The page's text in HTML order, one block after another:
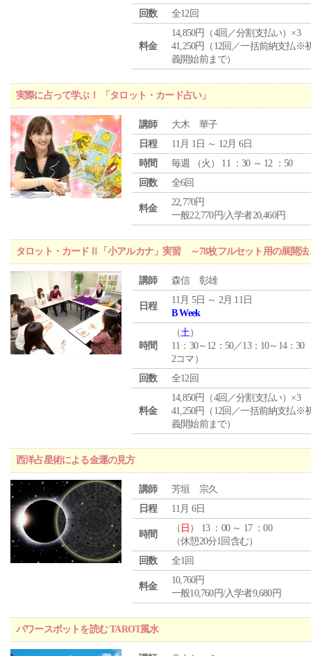
回数
全12回
料金
14,850円（4回／分割支払い）×3
41,250円（12回／一括前納支払※
義開始前まで）
実際に占って学ぶ！ 「タロット・カード占い」
講師
大木 華子
日程
11月 1日 ～ 12月 6日
時間
毎週 （火 ） 11 ：30 ～ 12 ：50
回数
全6回
料金
22,770円
一般22,770円/入学者20,460円
タロット・カードⅡ「小アルカナ」実習 ～78枚フルセット用の展開法
講師 森信 彰雄
日程
11月 5日 ～ 2月 11日
B Week
時間
（土）
11：30～12：50／13：10～14：30
2コマ）
回数
全12回
料金
14,850円（4回／分割支払い）×3
41,250円（12回／一括前納支払※
義開始前まで）
西洋占星術による金運の見方
講師
芳垣 宗久
日程
11月 6日
時間
（ 日 ） 13 ：00 ～ 17 ：00
（休憩20分1回含む）
回数
全1回
料金
10,760円
一般10,760円/入学者9,680円
パワースポットを読む TAROT風水